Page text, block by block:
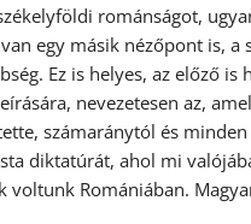
románságot,
egy másik nézőpont is,
Ez is helyes, az előző is
nevezetesen az,
számaránytól és
diktatúrát, ahol mi
Romániában.